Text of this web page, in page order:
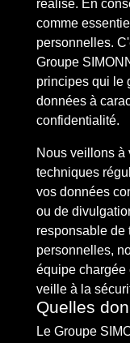
réalise. En
comme
personnelles.
Groupe
principes qui le
données à
confidentialité.
Nous veillons à
techniques
vos données
ou de
responsable de
personnelles,
équipe chargée
veille à la
Quelles
Le Groupe